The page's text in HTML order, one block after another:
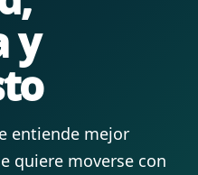
y
entiende mejor
quiere moverse con